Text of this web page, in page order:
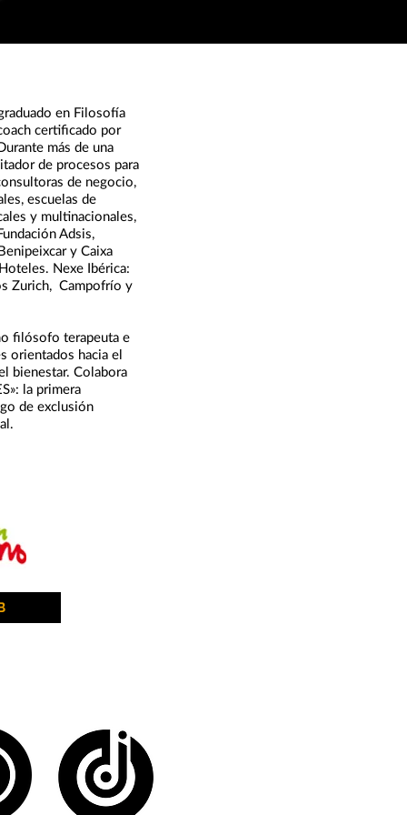
en Filosofía
certificado por
más de una
de procesos para
de negocio,
escuelas de
y multinacionales,
Adsis,
y Caixa
Nexe Ibérica:
Zurich, Campofrío y
filósofo terapeuta e
orientados hacia el
bienestar. Colabora
la primera
de exclusión